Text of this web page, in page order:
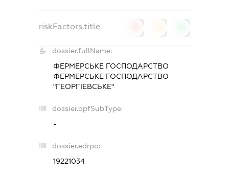
riskFactors.title
dossier.fullName:
ФЕРМЕРСЬКЕ ГОСПОДАРСТВО
ФЕРМЕРСЬКЕ ГОСПОДАРСТВО
"ГЕОРГІЕВСЬКЕ"
dossier.opfSubType:
-
dossier.edrpo:
19221034